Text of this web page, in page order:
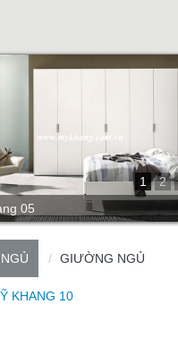
05
1 2
GIƯỜNG NGỦ
KHANG 10